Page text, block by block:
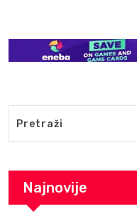
Najnovije